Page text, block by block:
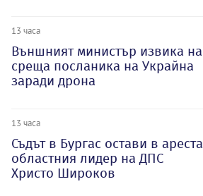
13 часа
Външният министър извика на
среща посланика на Украйна
заради дрона
13 часа
Съдът в Бургас остави в ареста
областния лидер на ДПС
Христо Широков